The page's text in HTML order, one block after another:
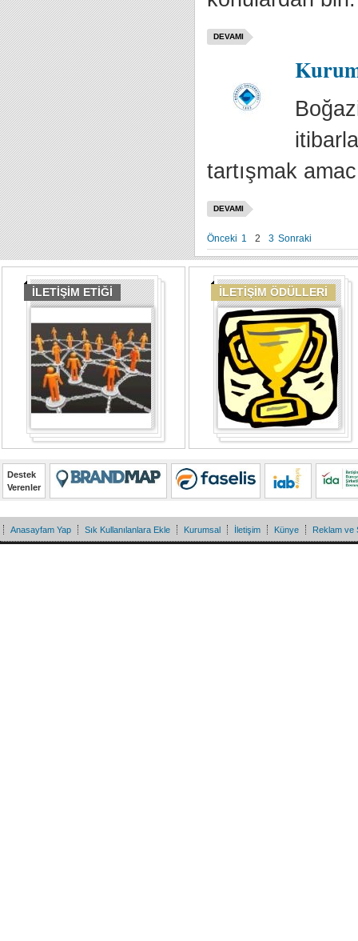
DEVAMI
tartışmak
DEVAMI
Önceki 1 2 3 Sonraki
İLETİŞİM ETİĞİ İLETİŞİM ÖDÜLLERİ
Destek
Verenler
Anasayfam Yap Sık Kullanılanlara Ekle Kurumsal İletişim Künye Reklam ve